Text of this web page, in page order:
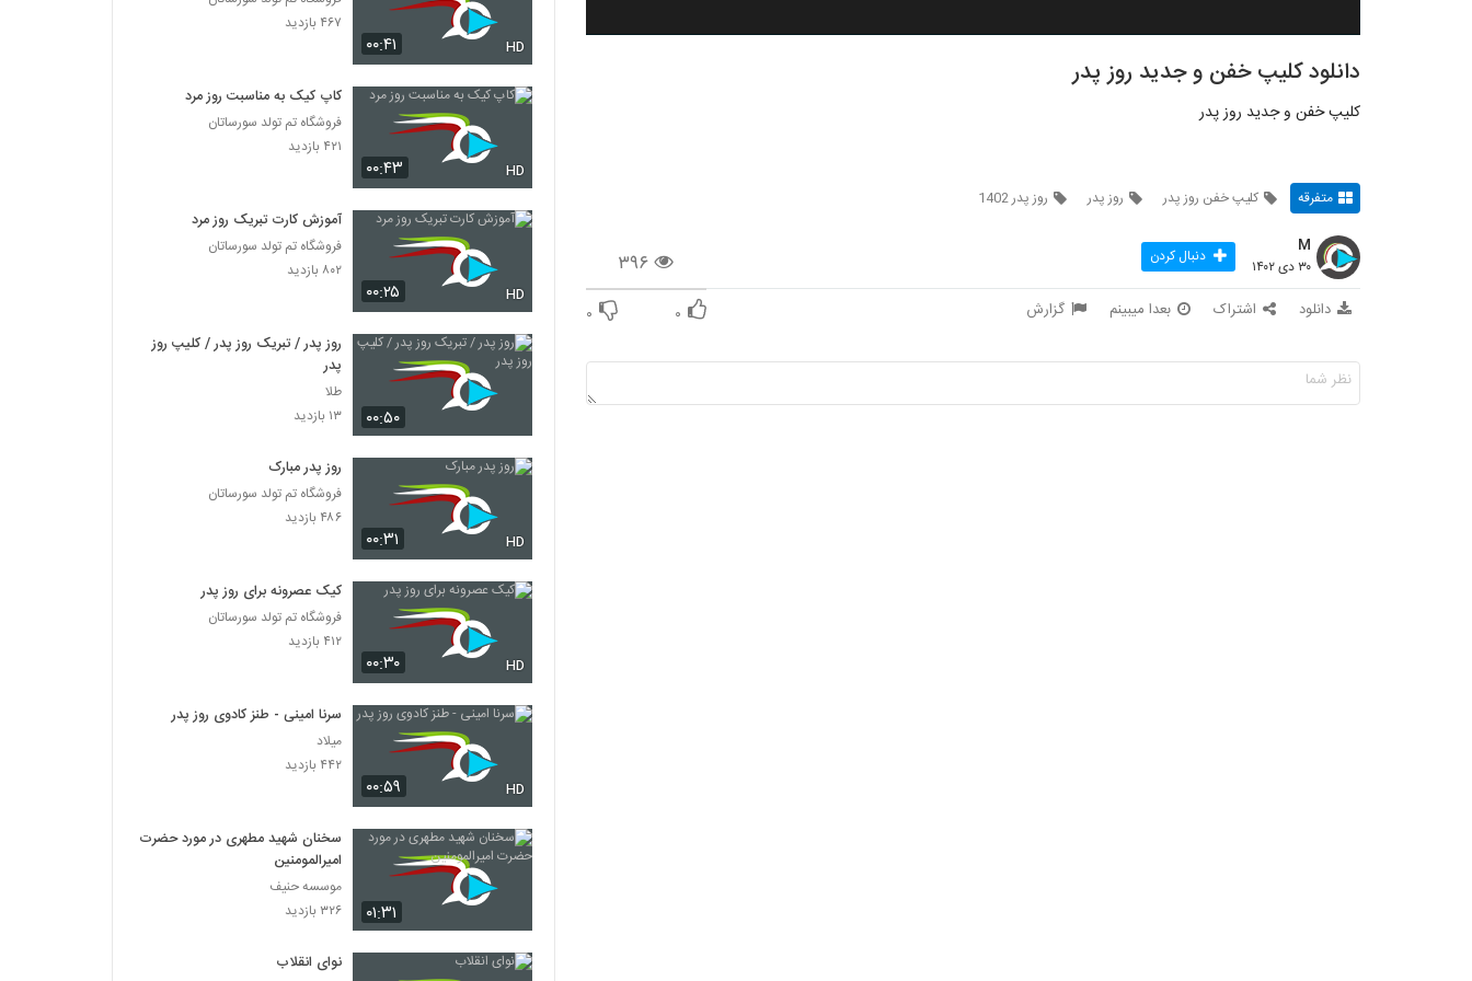
دانلود کلیپ خفن و جدید روز پدر
کلیپ خفن و جدید روز پدر
متفرقه کلیپ خفن روز پدر روز پدر روز پدر 1402
۳۹۶
M
۳۰ دی ۱۴۰۲ دنبال کردن
دانلود اشتراک بعدا میبینم گزارش ۰ ۰
۰۰:۴۱ HD
۴۶۷ بازدید
۰۰:۴۳ HD
کاپ کیک به مناسبت روز مرد
فروشگاه تم تولد سورساتان
۴۲۱ بازدید
۰۰:۲۵ HD
آموزش کارت تبریک روز مرد
فروشگاه تم تولد سورساتان
۸۰۲ بازدید
۰۰:۵۰
روز پدر / تبریک روز پدر / کلیپ روز
پدر
طلا
۱۳ بازدید
۰۰:۳۱ HD
روز پدر مبارک
فروشگاه تم تولد سورساتان
۴۸۶ بازدید
۰۰:۳۰ HD
کیک عصرونه برای روز پدر
فروشگاه تم تولد سورساتان
۴۱۲ بازدید
۰۰:۵۹ HD
سرنا امینی - طنز کادوی روز پدر
میلاد
۴۴۲ بازدید
۰۱:۳۱
سخنان شهید مطهری در مورد حضرت
امیرالمومنین
موسسه حنیف
۳۲۶ بازدید
نوای انقلاب